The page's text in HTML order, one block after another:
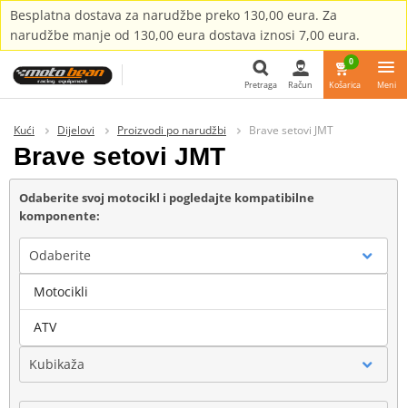
Besplatna dostava za narudžbe preko 130,00 eura. Za
narudžbe manje od 130,00 eura dostava iznosi 7,00 eura.
Pretraga
Pretraga Račun
0
Košarica Meni
Kući Dijelovi Proizvodi po narudžbi Brave setovi JMT
Brave setovi JMT
Odaberite svoj motocikl i pogledajte kompatibilne
komponente:
Odaberite
Marka
Kubikaža
Motocikli
ATV